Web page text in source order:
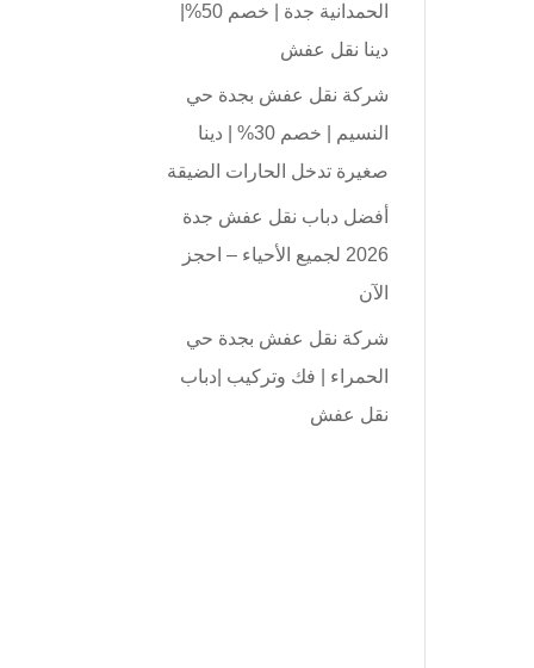
الحمدانية جدة | خصم 50%|
دينا نقل عفش
شركة نقل عفش بجدة حي
النسيم | خصم 30% | دينا
صغيرة تدخل الحارات الضيقة
أفضل دباب نقل عفش جدة
2026 لجميع الأحياء – احجز
الآن
شركة نقل عفش بجدة حي
الحمراء | فك وتركيب |دباب
نقل عفش